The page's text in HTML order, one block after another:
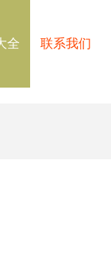
全 联系我们